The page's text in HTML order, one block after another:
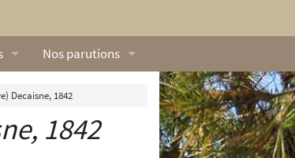
Nos parutions
Dossiers
L’Œillet des dunes
Decaisne, 1842
1842